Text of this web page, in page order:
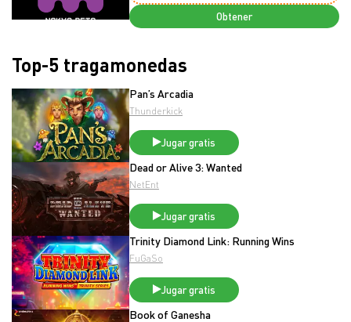
Obtener
Top-5 tragamonedas
Pan’s Arcadia
Thunderkick
Jugar gratis
Dead or Alive 3: Wanted
NetEnt
Jugar gratis
Trinity Diamond Link: Running Wins
FuGaSo
Jugar gratis
Book of Ganesha